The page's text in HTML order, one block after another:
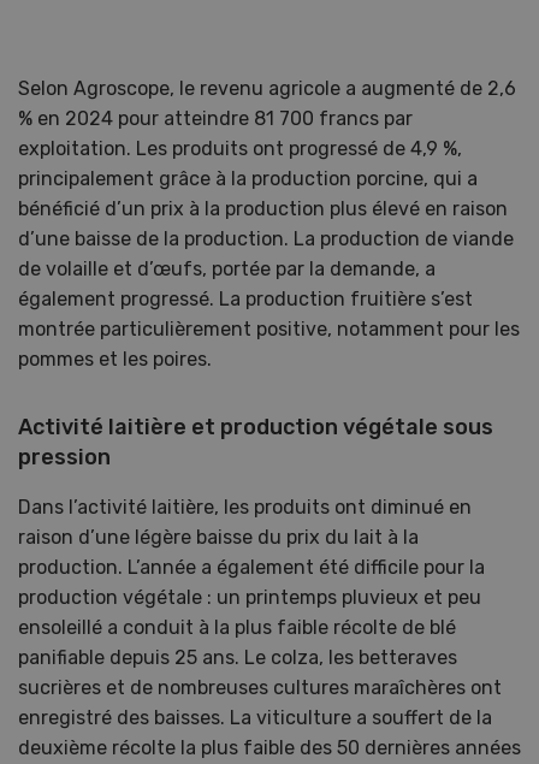
Selon Agroscope, le revenu agricole a augmenté de 2,6
% en 2024 pour atteindre 81 700 francs par
exploitation. Les produits ont progressé de 4,9 %,
principalement grâce à la production porcine, qui a
bénéficié d’un prix à la production plus élevé en raison
d’une baisse de la production. La production de viande
de volaille et d’œufs, portée par la demande, a
également progressé. La production fruitière s’est
montrée particulièrement positive, notamment pour les
pommes et les poires.
Activité laitière et production végétale sous
pression
Dans l’activité laitière, les produits ont diminué en
raison d’une légère baisse du prix du lait à la
production. L’année a également été difficile pour la
production végétale : un printemps pluvieux et peu
ensoleillé a conduit à la plus faible récolte de blé
panifiable depuis 25 ans. Le colza, les betteraves
sucrières et de nombreuses cultures maraîchères ont
enregistré des baisses. La viticulture a souffert de la
deuxième récolte la plus faible des 50 dernières années